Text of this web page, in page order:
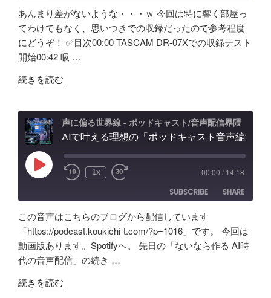
＆
ノ
イ
キ
ャ
効
果
と
能
ん
な
製
品？
ポ
ド
キ
ャ
ト
者
け
エ
ル
Amazon
Apple Podcasts
RSS
Spotify
RSS FEED
SHARE
LINK
EMBED
あんまり差がないような・・・ｗ 今回は特に響く部屋っ
てわけでもなく、思いつきでの収録だったので参考程度
にどうぞ！ ✅️目次00:00 TASCAM DR-07Xでの収録テスト
開始00:42 吸 …
"吸
ボ
ッ
ク
の
Tascam
DR-
07X&TroyStudio
で
録
続きを読む
声に偏る世界線 - ポッドキャスト/音声配信界隈
Play
Episode 1x 00:00 / 14:18
SUBSCRIBE
SHARE
Amazon
Apple Podcasts
RSS
Spotify
RSS FEED
SHARE
LINK
EMBED
この音声はこちらのブログから配信しています
「https://podcast.koukichi-t.com/?p=1016」です。 今回は
動画版あります。Spotifyへ。 先日の「ないなら作る AI時
代の音声配信」の続き …
"AI
続きを読む